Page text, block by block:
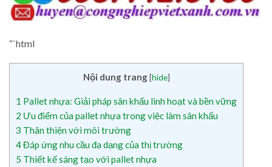
“`html
Nội dung trang [hide]
1 Pallet nhựa: Giải pháp sân khấu linh hoạt và bền vững
2 Ưu điểm của pallet nhựa trong việc làm sân khấu
3 Thân thiện với môi trường
4Đáp ứng nhu cầu đa dạng của thị trường
5 Thiết kế sáng tạo với pallet nhựa